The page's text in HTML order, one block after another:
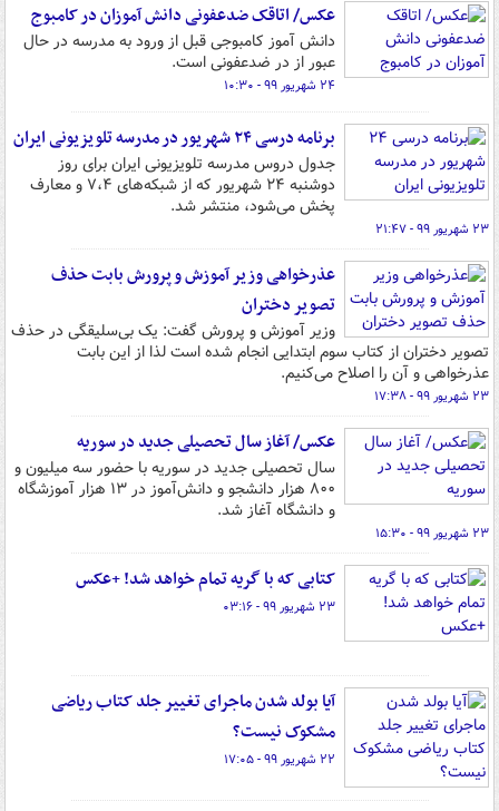
عکس/ اتاقک ضدعفونی دانش آموزان در کامبوج
دانش آموز کامبوجی قبل از ورود به مدرسه در حال
عبور از در ضدعفونی است.
۲۴ شهریور ۹۹ - ۱۰:۳۰
برنامه درسی ۲۴ شهریور در مدرسه تلویزیونی ایران
جدول دروس مدرسه تلویزیونی ایران برای روز
دوشنبه ٢۴ شهریور که از شبکه‌های ۷،۴ و معارف
پخش می‌شود، منتشر شد.
۲۳ شهریور ۹۹ - ۲۱:۴۷
عذرخواهی وزیر آموزش و پرورش بابت حذف
تصویر دختران
وزیر آموزش ‌و پرورش گفت: یک بی‌سلیقگی در حذف
تصویر دختران از کتاب سوم ابتدایی انجام ‌شده است لذا از این بابت
عذرخواهی و آن را اصلاح می‌کنیم.
۲۳ شهریور ۹۹ - ۱۷:۳۸
عکس/ آغاز سال تحصیلی جدید در سوریه
سال تحصیلی جدید در سوریه با حضور سه میلیون و
۸۰۰ هزار دانشجو و دانش‌آموز در ۱۳ هزار آموزشگاه
و دانشگاه آغاز شد.
۲۳ شهریور ۹۹ - ۱۵:۳۰
کتابی که با گریه تمام خواهد شد! +عکس
۲۳ شهریور ۹۹ - ۰۳:۱۶
آیا بولد شدن ماجرای تغییر جلد کتاب ریاضی
مشکوک نیست؟
۲۲ شهریور ۹۹ - ۱۷:۰۵